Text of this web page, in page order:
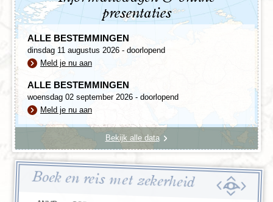
presentaties
ALLE BESTEMMINGEN
dinsdag 11 augustus 2026 - doorlopend
Meld je nu aan
ALLE BESTEMMINGEN
woensdag 02 september 2026 - doorlopend
Meld je nu aan
Bekijk alle data
Boek en reis met zekerheid